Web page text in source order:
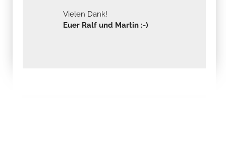
Vielen Dank!
Euer Ralf und Martin :-)